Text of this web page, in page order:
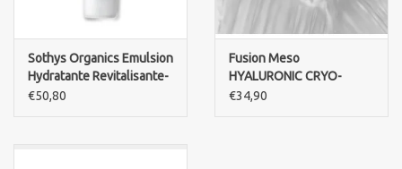
Sothys Organics Emulsion
Hydratante Revitalisante-
revitalising emulsion
€50,80
Fusion Meso
HYALURONIC CRYO-
MASK
€34,90